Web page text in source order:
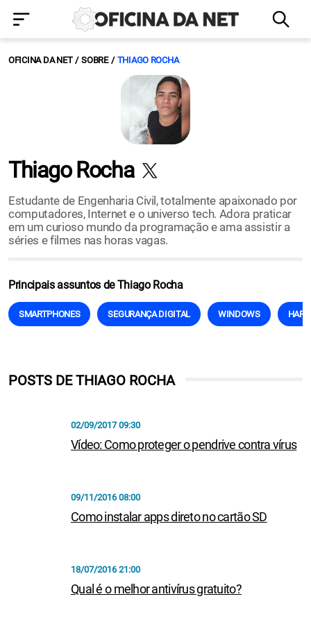
OFICINA DA NET SOBRE THIAGO ROCHA
Thiago Rocha
Estudante de Engenharia Civil, totalmente apaixonado por
computadores, Internet e o universo tech. Adora praticar
em um curioso mundo da programação e ama assistir a
séries e filmes nas horas vagas.
Principais assuntos de Thiago Rocha
SMARTPHONES SEGURANÇA DIGITAL WINDOWS
POSTS DE THIAGO ROCHA
02/09/2017 09:30
Vídeo: Como proteger o pendrive contra vírus
09/11/2016 08:00
Como instalar apps direto no cartão SD
18/07/2016 21:00
Qual é o melhor antivírus gratuito?